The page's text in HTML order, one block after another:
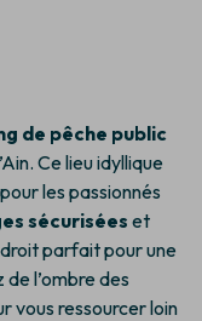
de pêche public
Ce lieu idyllique
les passionnés
sécuriséeset
parfait pour une
l’ombre des
vous ressourcer loin